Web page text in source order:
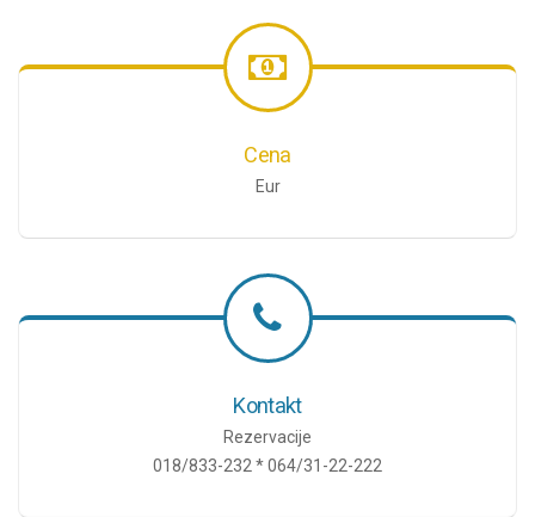
Cena
Eur
Kontakt
Rezervacije
018/833-232 * 064/31-22-222